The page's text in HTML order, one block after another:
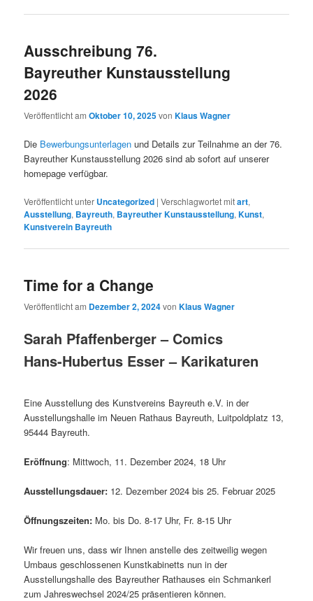
Ausschreibung 76.
Bayreuther Kunstausstellung
2026
Veröffentlicht amOktober 10, 2025vonKlaus Wagner
Die Bewerbungsunterlagen und Details zur Teilnahme an der 76.
Bayreuther Kunstausstellung 2026 sind ab sofort auf unserer
homepage verfügbar.
Veröffentlicht unter Uncategorized |Verschlagwortet mitart,
Ausstellung, Bayreuth, Bayreuther Kunstausstellung,Kunst,
Kunstverein Bayreuth
Time for a Change
Veröffentlicht am Dezember 2, 2024vonKlaus Wagner
Sarah Pfaffenberger – Comics
Hans-Hubertus Esser – Karikaturen
Eine Ausstellung des Kunstvereins Bayreuth e.V. in der
Ausstellungshalle im Neuen Rathaus Bayreuth, Luitpoldplatz 13,
95444 Bayreuth.
Eröffnung: Mittwoch, 11. Dezember 2024, 18 Uhr
Ausstellungsdauer: 12. Dezember 2024 bis 25. Februar 2025
Öffnungszeiten: Mo. bis Do. 8-17 Uhr, Fr. 8-15 Uhr
Wir freuen uns, dass wir Ihnen anstelle des zeitweilig wegen
Umbaus geschlossenen Kunstkabinetts nun in der
Ausstellungshalle des Bayreuther Rathauses ein Schmankerl
zum Jahreswechsel 2024/25 präsentieren können.